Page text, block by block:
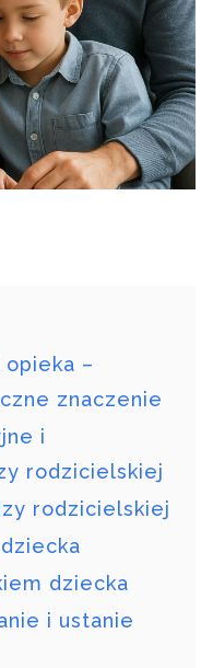
–
znaczenie
i
rodzicielskiej
rodzicielskiej
dziecka
i ustanie